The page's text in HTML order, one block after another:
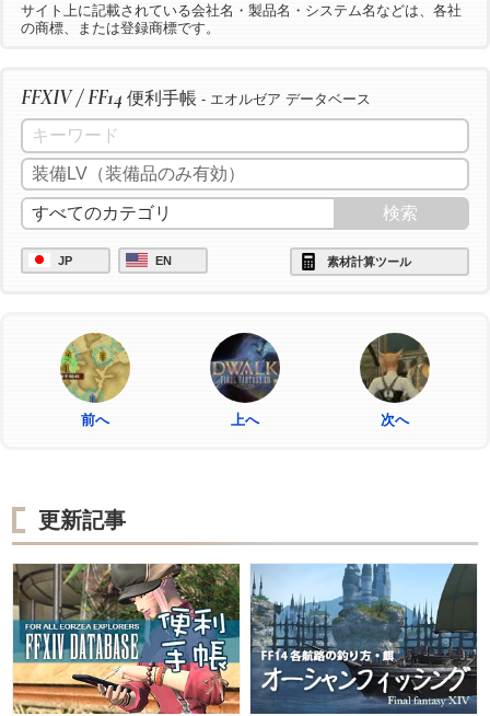
サイト上に記載されている会社名・製品名・システム名などは、各社
の商標、または登録商標です。
FFXIV / FF14 便利手帳 - エオルゼア データベース
JP EN 素材計算ツール
前へ 上へ 次へ
更新記事